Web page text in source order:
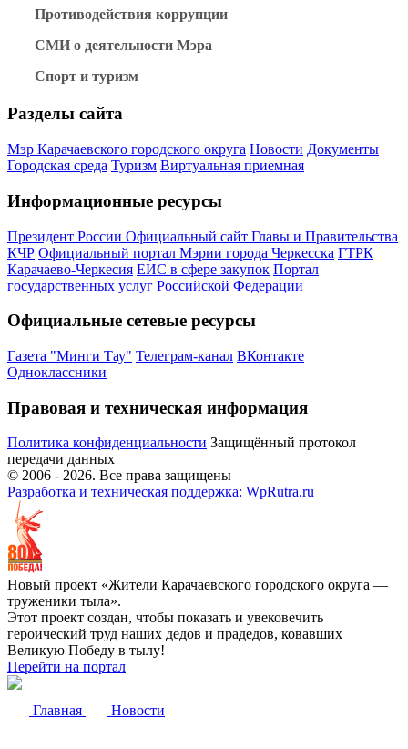
Противодействия коррупции
СМИ о деятельности Мэра
Спорт и туризм
Разделы сайта
Мэр Карачаевского городского округа Новости Документы
Городская среда Туризм Виртуальная приемная
Информационные ресурсы
Президент России Официальный сайт Главы и Правительства
КЧР Официальный портал Мэрии города Черкесска ГТРК
Карачаево-Черкесия ЕИС в сфере закупок Портал
государственных услуг Российской Федерации
Официальные сетевые ресурсы
Газета "Минги Тау" Телеграм-канал ВКонтакте
Одноклассники
Правовая и техническая информация
Политика конфиденциальности Защищённый протокол
передачи данных
© 2006 - 2026. Все права защищены
Разработка и техническая поддержка: WpRutra.ru
Новый проект «Жители Карачаевского городского округа —
труженики тыла».
Этот проект создан, чтобы показать и увековечить
героический труд наших дедов и прадедов, ковавших
Великую Победу в тылу!
Перейти на портал
Главная Новости